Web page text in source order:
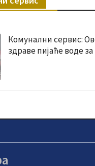
Комунални сервис:
здраве пијаће воде